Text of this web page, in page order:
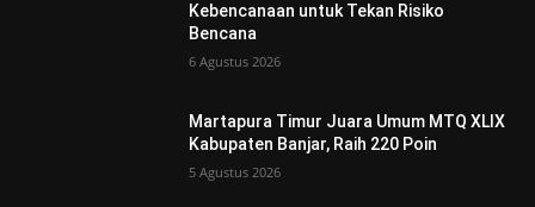
Kebencanaan untuk Tekan Risiko
Bencana
6 Agustus 2026
Martapura Timur Juara Umum MTQ XLIX
Kabupaten Banjar, Raih 220 Poin
5 Agustus 2026